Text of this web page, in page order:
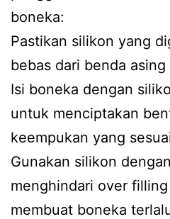
boneka:
Pastikan silikon yang
bebas dari benda
Isi boneka dengan
untuk menciptakan
keempukan yang
Gunakan silikon
menghindari over
membuat boneka